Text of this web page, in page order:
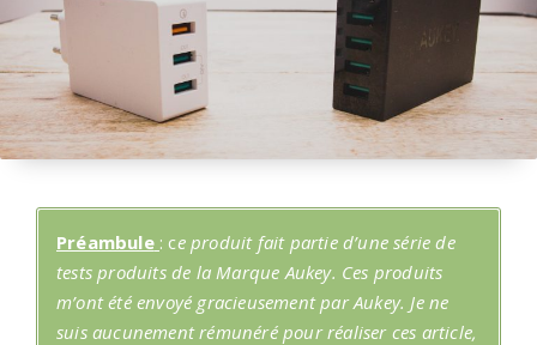
Préambule : ce produit fait partie d’une série de
tests produits de la Marque Aukey. Ces produits
m’ont été envoyé gracieusement par Aukey. Je ne
suis aucunement rémunéré pour réaliser ces article,